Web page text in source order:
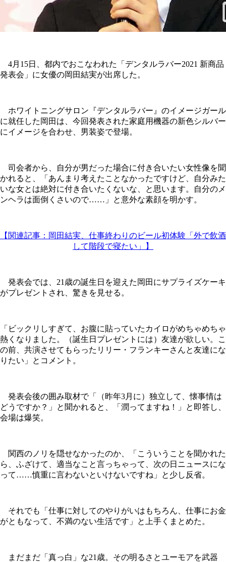
4月15日、都内でおこなわれた「デンタルラバー2021 新商品
発表会」に女優の岡田結実が出席した。
ホワイトニングサロン『デンタルラバー』のイメージガール
に就任した岡田は、今回発表された家庭用機器の新色シルバー
にイメージを合わせ、男装姿で登場。
司会者から、自分が男だった場合に付き合いたい女性像を聞
かれると、「あんまり考えたことなかったですけど、自分みた
いな女とは絶対に付き合いたくないな、と思います。自分のメ
ンヘラは面倒くさいので……」と意外な素顔を明かす。
【関連記事：岡田結実、仕事終わりのビール初体験「外で飲酒
して階段で寝たい」】
発表会では、21歳の誕生日を迎えた岡田にサプライズケーキ
がプレゼントされ、驚きを見せる。
「ビックリしすぎて、お腹に貼っていたカイロがめちゃめちゃ
熱くなりました。（誕生日プレゼントには）友達が欲しい。こ
の前、共演させてもらったリリー・フランキーさんと友達にな
りたい」とコメント。
発表会後の囲み取材で「（昨年3月に）独立して、懐事情は
どうですか？」と聞かれると、「潤ってますね！」と即答し、
会場は爆笑。
関西のノリを隠せなかったのか、「こういうことを聞かれた
ら、ふざけて、適当なこと言っちゃって、次の日ニュースにな
って……慎重に言わないといけないですね」と少し反省。
それでも「仕事に対してのやりがいはもちろん、仕事にお金
がともなって、不満のない生活です」と上手くまとめた。
まだまだ「真っ白」な21歳。その明るさとユーモアを武器